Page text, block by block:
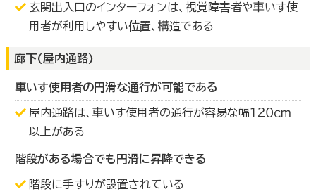
玄関出入口のインターフォンは、視覚障害者や車いす使
用者が利用しやすい位置、構造である
廊下(屋内通路)
車いす使用者の円滑な通行が可能である
屋内通路は、車いす使用者の通行が容易な幅１２０ｃｍ
以上がある
階段がある場合でも円滑に昇降できる
階段に手すりが設置されている